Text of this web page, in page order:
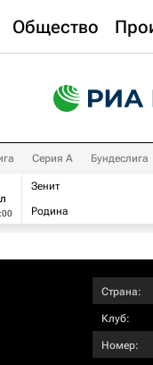
Общество
Серия А Бундеслига
Зенит
Родина
Страна:
Клуб:
Номер: